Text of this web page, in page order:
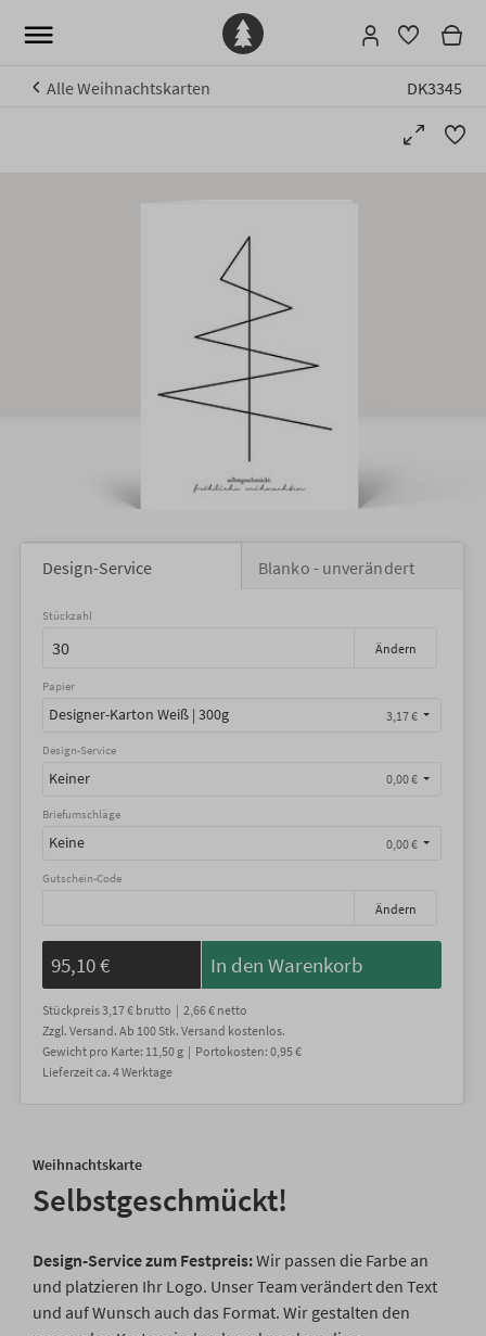
Alle Weihnachtskarten DK3345
Design-Service Blanko - unverändert
Stückzahl
Ändern
Papier
Designer-Karton Weiß | 300g 3,17 €
Design-Service
Keiner 0,00 €
Briefumschläge
Keine 0,00 €
Gutschein-Code
Ändern
95,10 € In den Warenkorb
Stückpreis3,17 € brutto | 2,66 € netto
Zzgl. Versand. Ab 100 Stk. Versand kostenlos.
Gewicht pro Karte: 11,50 g | Portokosten: 0,95 €
Lieferzeitca. 4Werktage
Weihnachtskarte
Selbstgeschmückt!
Design-Service zum Festpreis:Wir passen die Farbe an
und platzieren Ihr Logo. Unser Team verändert den Text
und auf Wunsch auch das Format. Wir gestalten den